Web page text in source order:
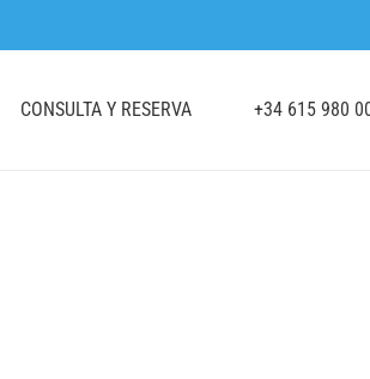
CONSULTA Y RESERVA +34 615 980